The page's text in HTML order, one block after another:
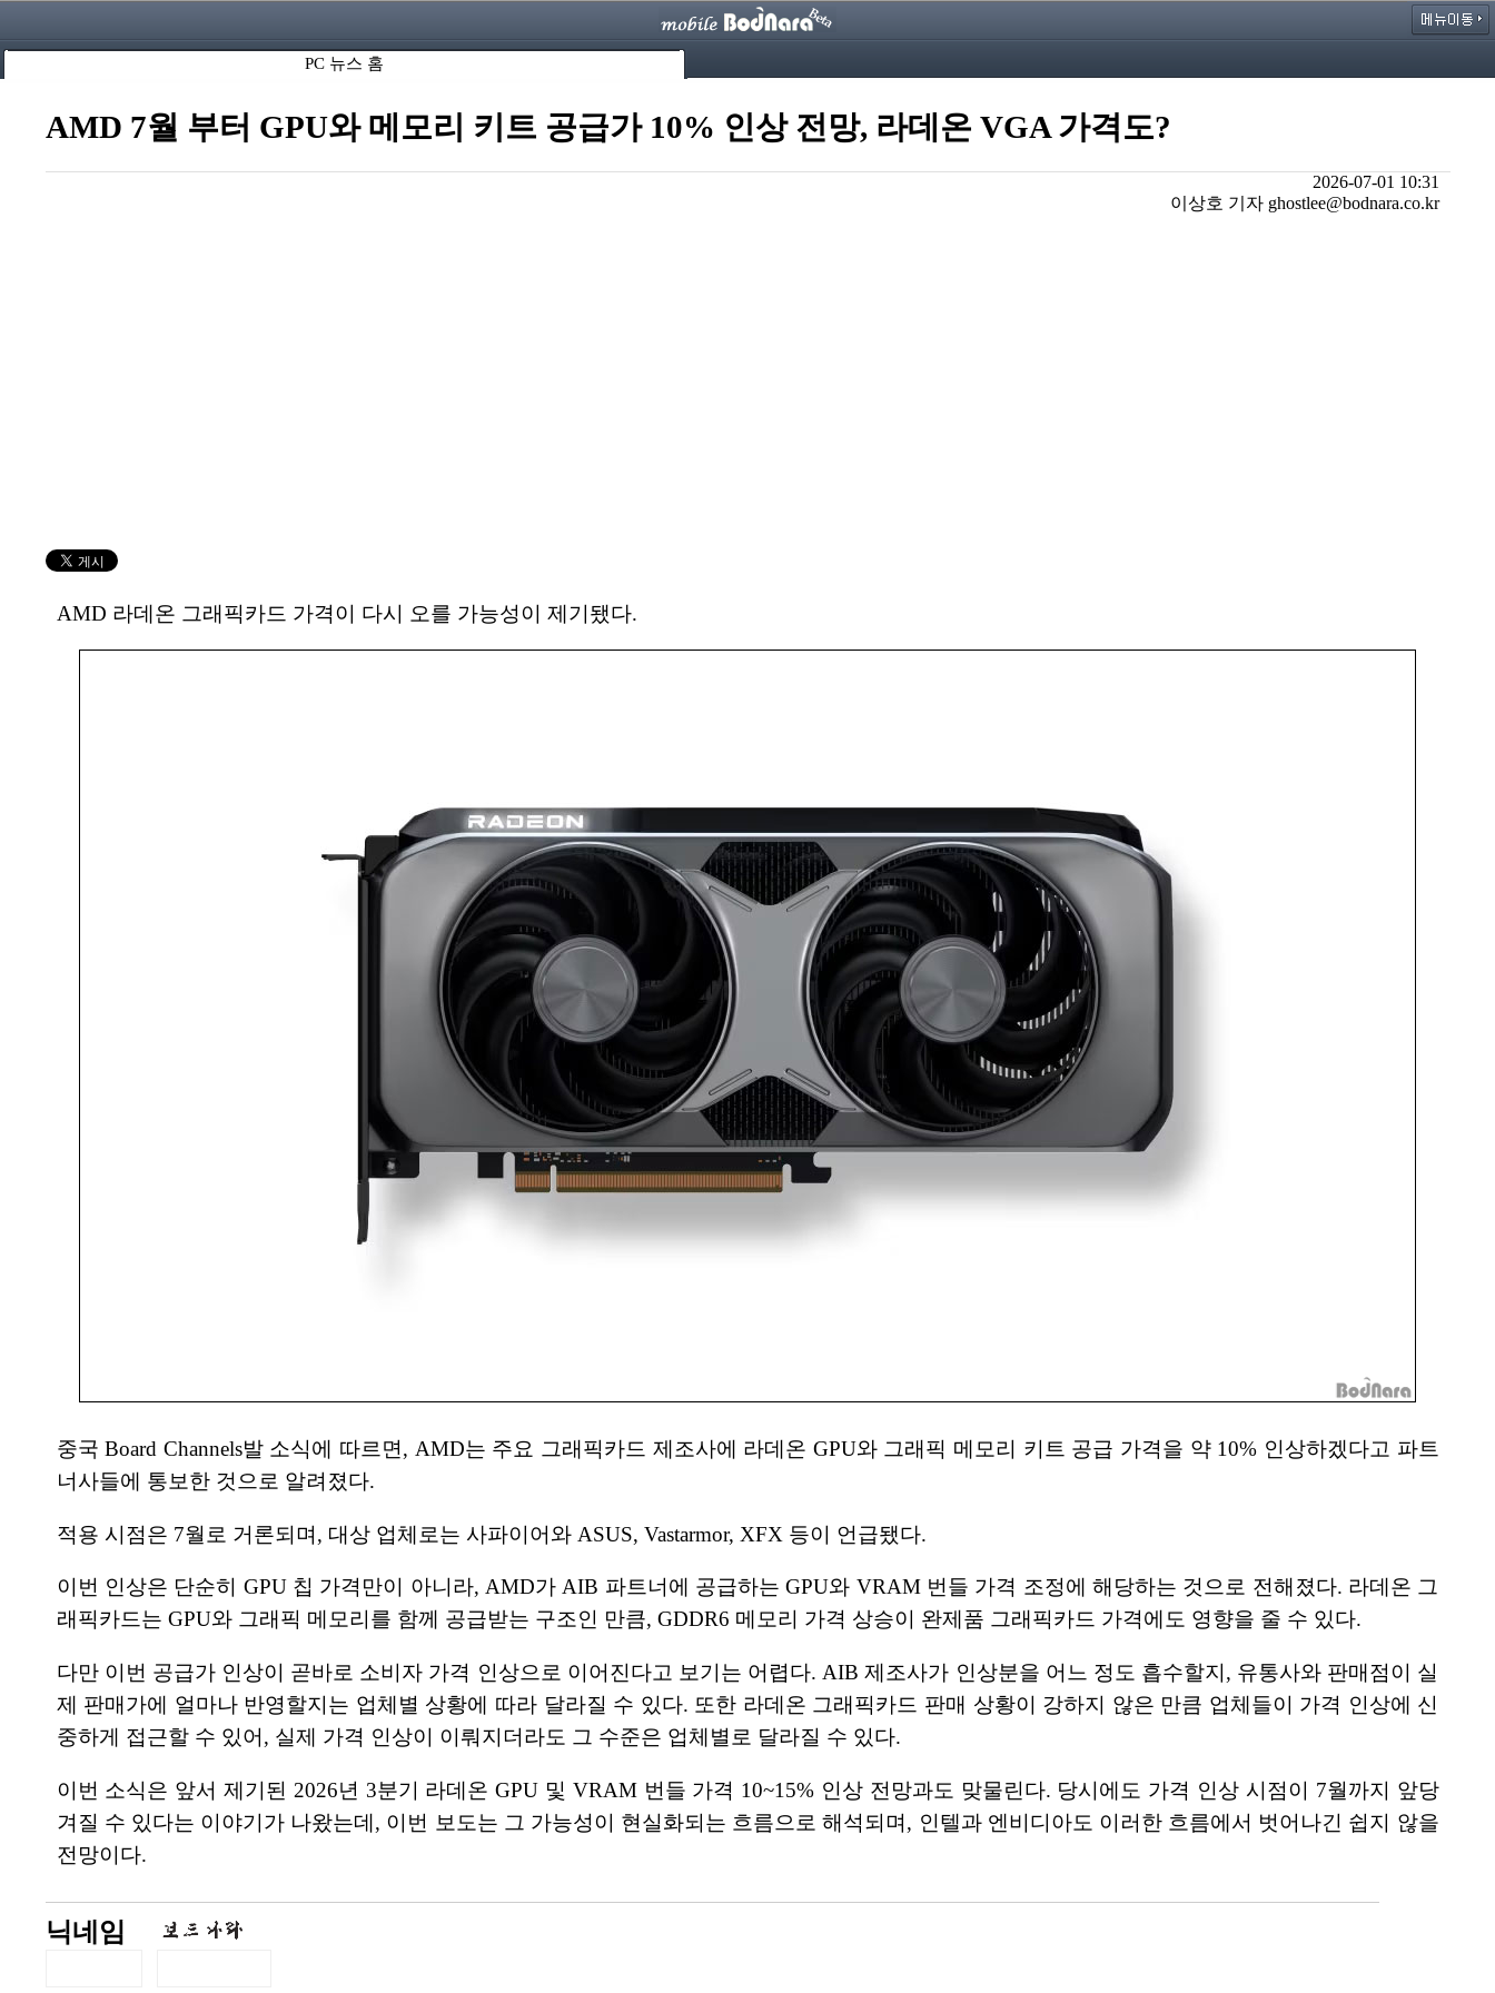
PC 뉴스 홈
AMD 7월 부터 GPU와 메모리 키트 공급가 10% 인상 전망, 라데온 VGA 가격도?
2026-07-01 10:31
이상호 기자 ghostlee@bodnara.co.kr
AMD 라데온 그래픽카드 가격이 다시 오를 가능성이 제기됐다.
중국 Board Channels발 소식에 따르면, AMD는 주요 그래픽카드 제조사에 라데온 GPU와 그래픽 메모리 키트 공급 가격을 약 10% 인상하겠다고 파트
너사들에 통보한 것으로 알려졌다.
적용 시점은 7월로 거론되며, 대상 업체로는 사파이어와 ASUS, Vastarmor, XFX 등이 언급됐다.
이번 인상은 단순히 GPU 칩 가격만이 아니라, AMD가 AIB 파트너에 공급하는 GPU와 VRAM 번들 가격 조정에 해당하는 것으로 전해졌다. 라데온 그
래픽카드는 GPU와 그래픽 메모리를 함께 공급받는 구조인 만큼, GDDR6 메모리 가격 상승이 완제품 그래픽카드 가격에도 영향을 줄 수 있다.
다만 이번 공급가 인상이 곧바로 소비자 가격 인상으로 이어진다고 보기는 어렵다. AIB 제조사가 인상분을 어느 정도 흡수할지, 유통사와 판매점이 실
제 판매가에 얼마나 반영할지는 업체별 상황에 따라 달라질 수 있다. 또한 라데온 그래픽카드 판매 상황이 강하지 않은 만큼 업체들이 가격 인상에 신
중하게 접근할 수 있어, 실제 가격 인상이 이뤄지더라도 그 수준은 업체별로 달라질 수 있다.
이번 소식은 앞서 제기된 2026년 3분기 라데온 GPU 및 VRAM 번들 가격 10~15% 인상 전망과도 맞물린다. 당시에도 가격 인상 시점이 7월까지 앞당
겨질 수 있다는 이야기가 나왔는데, 이번 보도는 그 가능성이 현실화되는 흐름으로 해석되며, 인텔과 엔비디아도 이러한 흐름에서 벗어나긴 쉽지 않을
전망이다.
닉네임